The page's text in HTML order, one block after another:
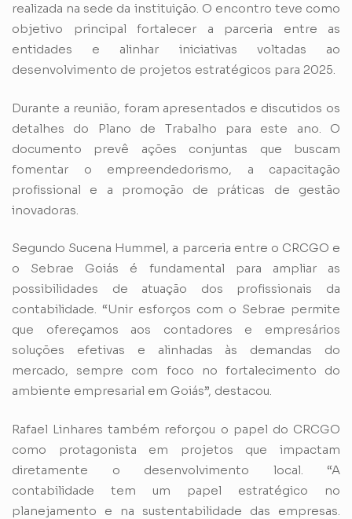
realizada na sede da instituição. O encontro teve como
objetivo principal fortalecer a parceria entre as
entidades e alinhar iniciativas voltadas ao
desenvolvimento de projetos estratégicos para 2025.
Durante a reunião, foram apresentados e discutidos os
detalhes do Plano de Trabalho para este ano. O
documento prevê ações conjuntas que buscam
fomentar o empreendedorismo, a capacitação
profissional e a promoção de práticas de gestão
inovadoras.
Segundo Sucena Hummel, a parceria entre o CRCGO e
o Sebrae Goiás é fundamental para ampliar as
possibilidades de atuação dos profissionais da
contabilidade. “Unir esforços com o Sebrae permite
que ofereçamos aos contadores e empresários
soluções efetivas e alinhadas às demandas do
mercado, sempre com foco no fortalecimento do
ambiente empresarial em Goiás”, destacou.
Rafael Linhares também reforçou o papel do CRCGO
como protagonista em projetos que impactam
diretamente o desenvolvimento local. “A
contabilidade tem um papel estratégico no
planejamento e na sustentabilidade das empresas.